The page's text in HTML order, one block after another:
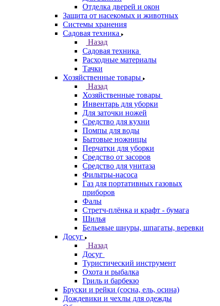
Отделка дверей и окон
Защита от насекомых и животных
Системы хранения
Садовая техника
Назад
Садовая техника
Расходные материалы
Тачки
Хозяйственные товары
Назад
Хозяйственные товары
Инвентарь для уборки
Для заточки ножей
Средство для кухни
Помпы для воды
Бытовые ножницы
Перчатки для уборки
Средство от засоров
Средство для унитаза
Фильтры-насоса
Газ для портативных газовых
приборов
Фалы
Стретч-плёнка и крафт - бумага
Шилья
Бельевые шнуры, шпагаты, веревки
Досуг
Назад
Досуг
Туристический инструмент
Охота и рыбалка
Гриль и барбекю
Бруски и рейки (сосна, ель, осина)
Дождевики и чехлы для одежды